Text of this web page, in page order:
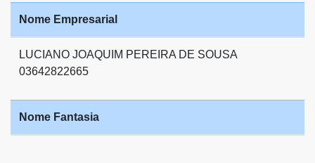
Nome Empresarial
LUCIANO JOAQUIM PEREIRA DE SOUSA
03642822665
Nome Fantasia